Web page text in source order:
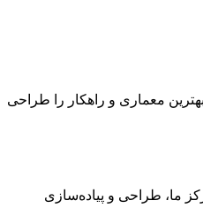
معماری و راهکار را طراحی
ما، طراحی و پیاده‌سازی